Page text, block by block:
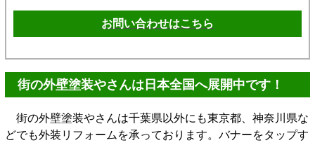
お問い合わせはこちら
街の外壁塗装やさんは日本全国へ展開中です！
街の外壁塗装やさんは千葉県以外にも東京都、神奈川県な
どでも外装リフォームを承っております。バナーをタップす